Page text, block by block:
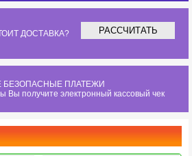
ДОСТАВКА? РАССЧИТАТЬ
БЕЗОПАСНЫЕ ПЛАТЕЖИ
Вы получите электронный кассовый чек